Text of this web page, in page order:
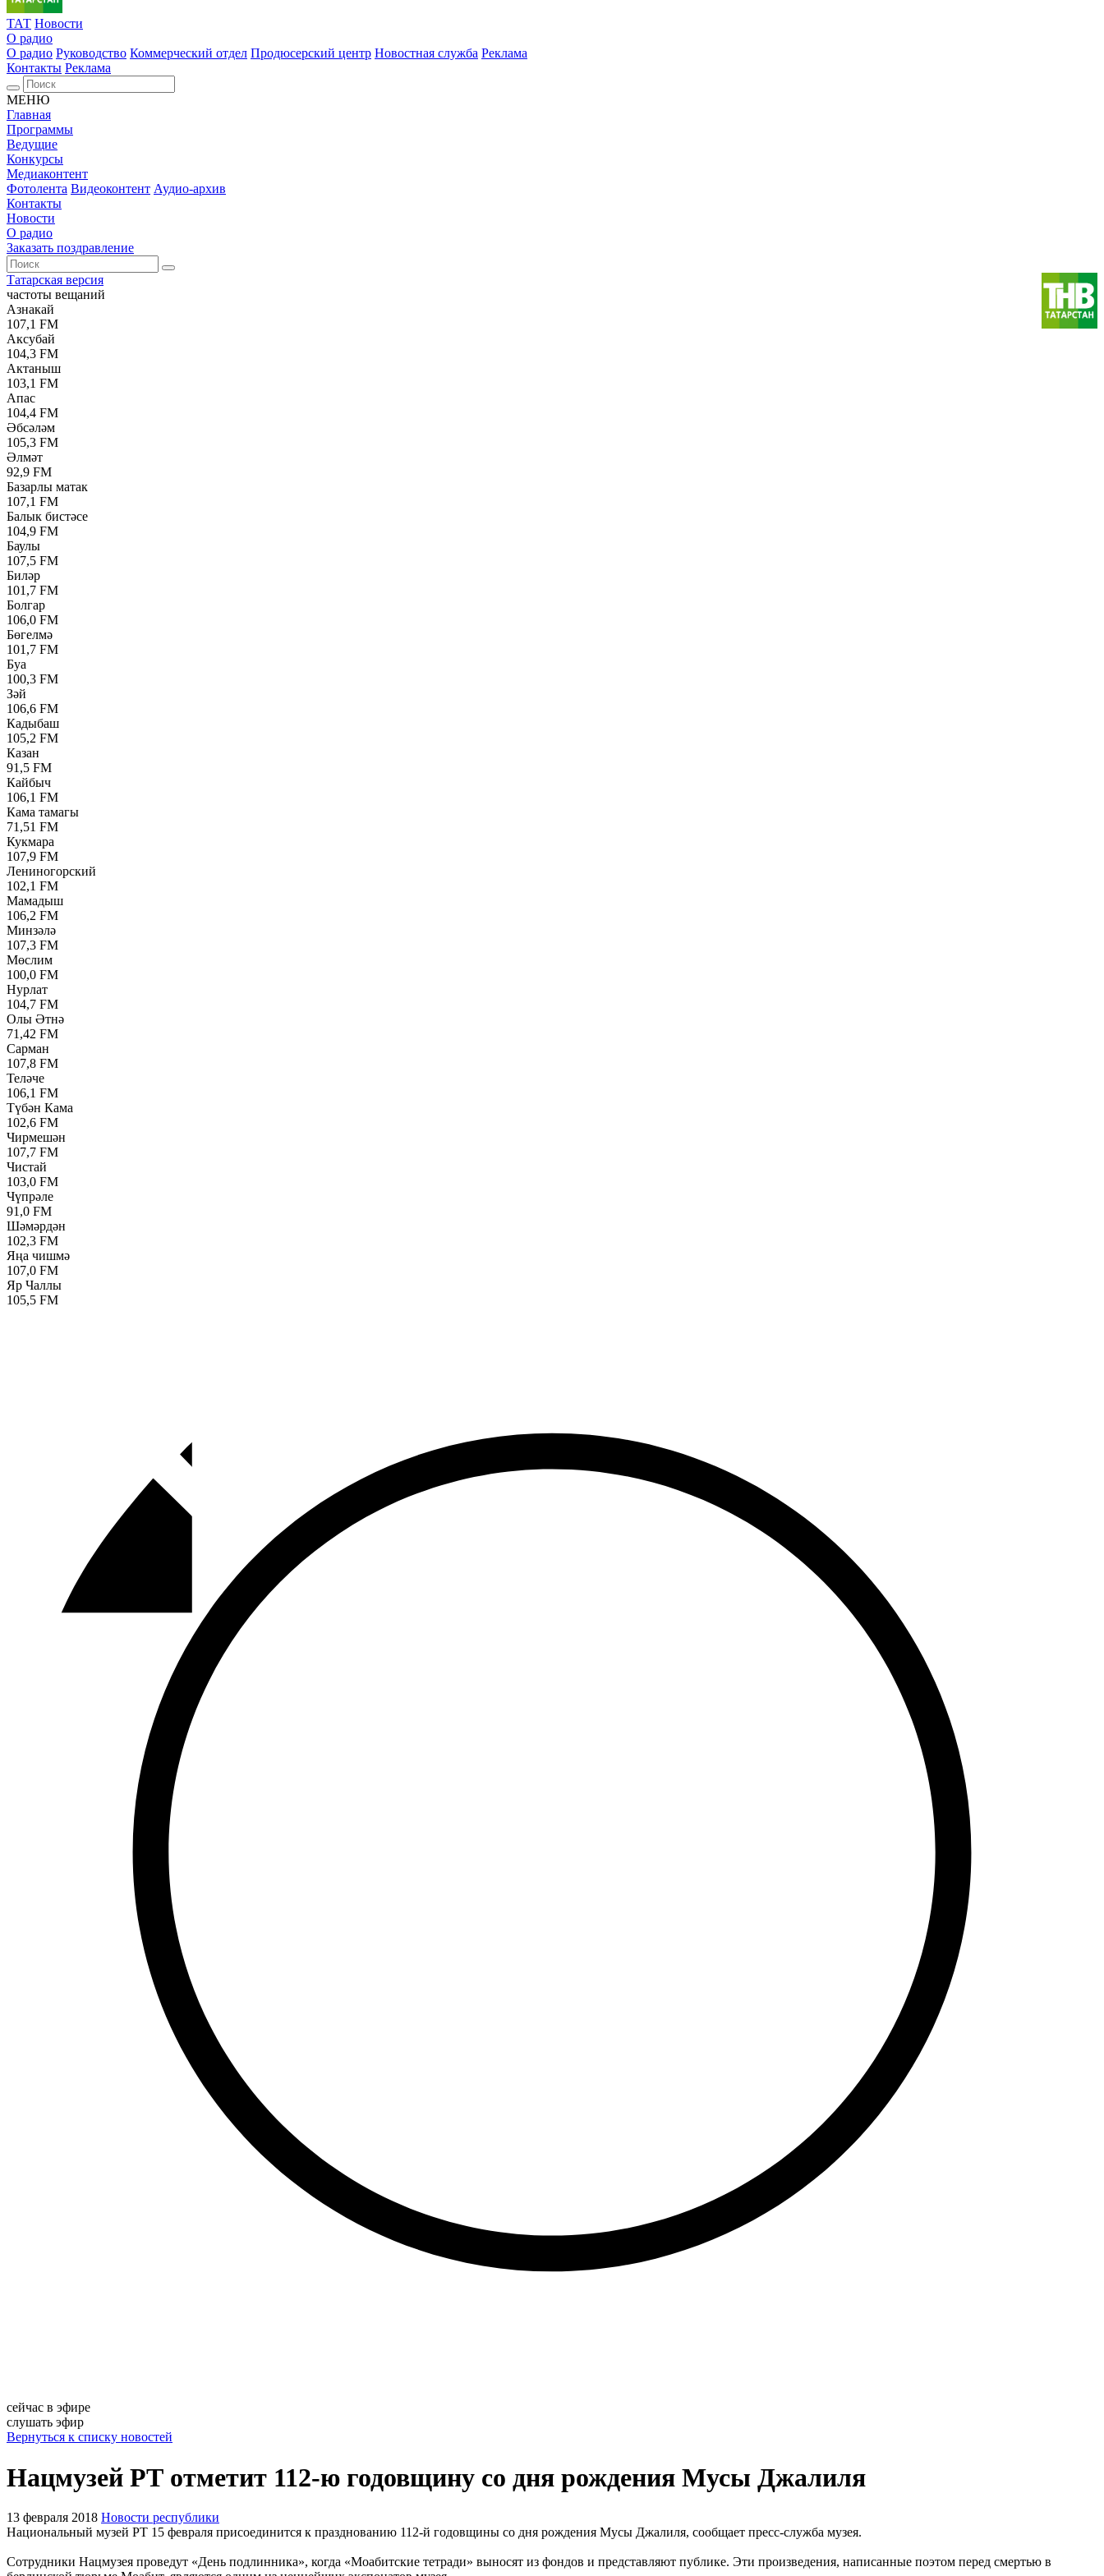
ТАТ Новости
О радио
О радио Руководство Коммерческий отдел Продюсерский центр Новостная служба Реклама
Контакты Реклама
МЕНЮ
Главная
Программы
Ведущие
Конкурсы
Медиаконтент
Фотолента Видеоконтент Аудио-архив
Контакты
Новости
О радио
Заказать поздравление
Татарская версия
частоты вещаний
Азнакай
107,1 FM
Аксубай
104,3 FM
Актаныш
103,1 FM
Апас
104,4 FM
Әбсәләм
105,3 FM
Әлмәт
92,9 FM
Базарлы матак
107,1 FM
Балык бистәсе
104,9 FM
Баулы
107,5 FM
Биләр
101,7 FM
Болгар
106,0 FM
Бөгелмә
101,7 FM
Буа
100,3 FM
Зәй
106,6 FM
Кадыбаш
105,2 FM
Казан
91,5 FM
Кайбыч
106,1 FM
Кама тамагы
71,51 FM
Кукмара
107,9 FM
Лениногорский
102,1 FM
Мамадыш
106,2 FM
Минзәлә
107,3 FM
Мөслим
100,0 FM
Нурлат
104,7 FM
Олы Әтнә
71,42 FM
Сарман
107,8 FM
Теләче
106,1 FM
Түбән Кама
102,6 FM
Чирмешән
107,7 FM
Чистай
103,0 FM
Чүпрәле
91,0 FM
Шәмәрдән
102,3 FM
Яңа чишмә
107,0 FM
Яр Чаллы
105,5 FM
сейчас в эфире
слушать эфир
Вернуться к списку новостей
Нацмузей РТ отметит 112-ю годовщину со дня рождения Мусы Джалиля
13 февраля 2018 Новости республики
Национальный музей РТ 15 февраля присоединится к празднованию 112-й годовщины со дня рождения Мусы Джалиля, сообщает пресс-служба музея.
Сотрудники Нацмузея проведут «День подлинника», когда «Моабитские тетради» выносят из фондов и представляют публике. Эти произведения, написанные поэтом перед смертью в